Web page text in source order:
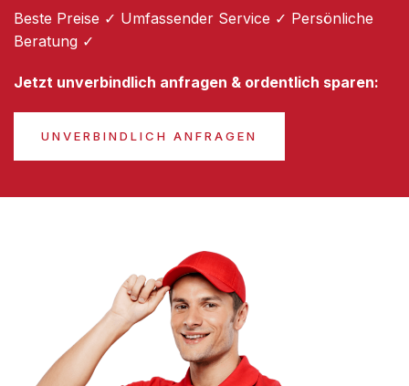
Beste Preise ✓ Umfassender Service ✓ Persönliche
Beratung ✓
Jetzt unverbindlich anfragen & ordentlich sparen:
UNVERBINDLICH ANFRAGEN